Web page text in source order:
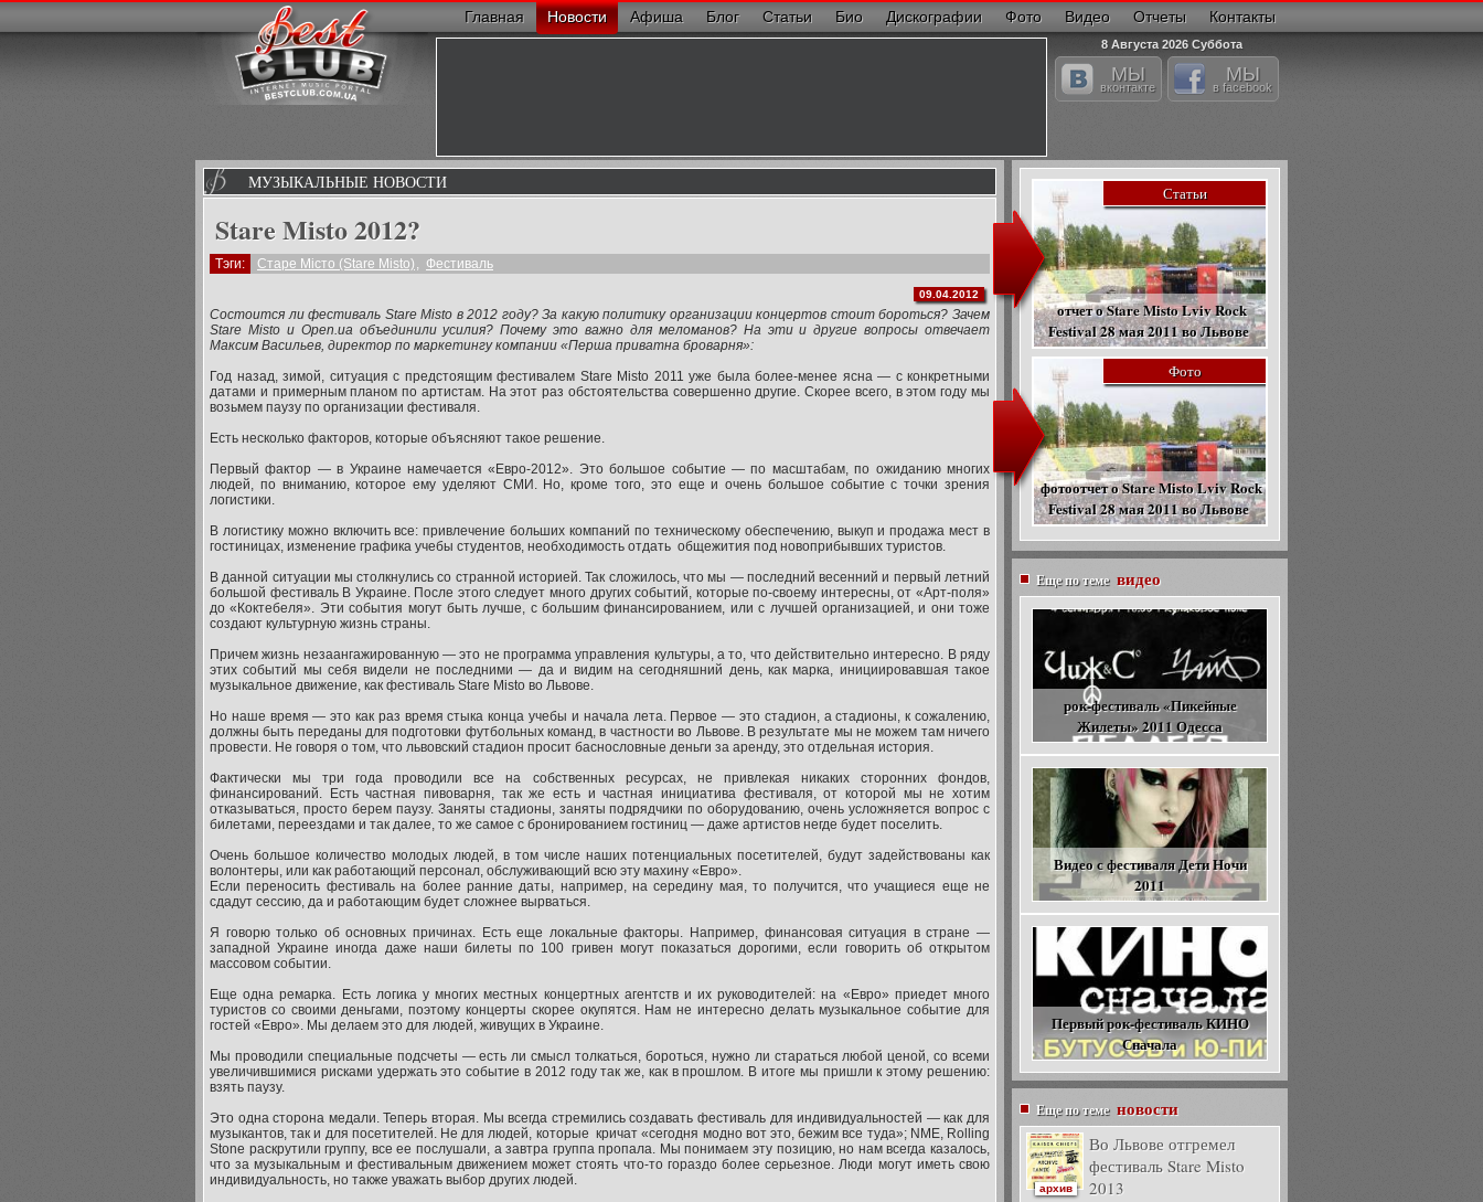
Главная Новости Афиша Блог Статьи Био Дискографии Фото Видео Отчеты Контакты
8 Августа 2026 Суббота
МЫ
вконтакте
МЫ
в facebook
МУЗЫКАЛЬНЫЕ НОВОСТИ
Stare Misto 2012?
Тэги: Старе Місто (Stare Misto) , Фестиваль
09.04.2012
Состоится ли фестиваль Stare Misto в 2012 году? За какую политику организации концертов стоит бороться? Зачем
Stare Misto и Open.ua объединили усилия? Почему это важно для меломанов? На эти и другие вопросы отвечает
Максим Васильев, директор по маркетингу компании «Перша приватна броварня»:
Год назад, зимой, ситуация с предстоящим фестивалем Stare Misto 2011 уже была более-менее ясна — с конкретными
датами и примерным планом по артистам. На этот раз обстоятельства совершенно другие. Скорее всего, в этом году мы
возьмем паузу по организации фестиваля.
Есть несколько факторов, которые объясняют такое решение.
Первый фактор — в Украине намечается «Евро-2012». Это большое событие — по масштабам, по ожиданию многих
людей, по вниманию, которое ему уделяют СМИ. Но, кроме того, это еще и очень большое событие с точки зрения
логистики.
В логистику можно включить все: привлечение больших компаний по техническому обеспечению, выкуп и продажа мест в
гостиницах, изменение графика учебы студентов, необходимость отдать общежития под новоприбывших туристов.
В данной ситуации мы столкнулись со странной историей. Так сложилось, что мы — последний весенний и первый летний
большой фестиваль В Украине. После этого следует много других событий, которые по-своему интересны, от «Арт-поля»
до «Коктебеля». Эти события могут быть лучше, с большим финансированием, или с лучшей организацией, и они тоже
создают культурную жизнь страны.
Причем жизнь незаангажированную — это не программа управления культуры, а то, что действительно интересно. В ряду
этих событий мы себя видели не последними — да и видим на сегодняшний день, как марка, инициировавшая такое
музыкальное движение, как фестиваль Stare Misto во Львове.
Но наше время — это как раз время стыка конца учебы и начала лета. Первое — это стадион, а стадионы, к сожалению,
должны быть переданы для подготовки футбольных команд, в частности во Львове. В результате мы не можем там ничего
провести. Не говоря о том, что львовский стадион просит баснословные деньги за аренду, это отдельная история.
Фактически мы три года проводили все на собственных ресурсах, не привлекая никаких сторонних фондов,
финансирований. Есть частная пивоварня, так же есть и частная инициатива фестиваля, от которой мы не хотим
отказываться, просто берем паузу. Заняты стадионы, заняты подрядчики по оборудованию, очень усложняется вопрос с
билетами, переездами и так далее, то же самое с бронированием гостиниц — даже артистов негде будет поселить.
Очень большое количество молодых людей, в том числе наших потенциальных посетителей, будут задействованы как
волонтеры, или как работающий персонал, обслуживающий всю эту махину «Евро».
Если переносить фестиваль на более ранние даты, например, на середину мая, то получится, что учащиеся еще не
сдадут сессию, да и работающим будет сложнее вырваться.
Я говорю только об основных причинах. Есть еще локальные факторы. Например, финансовая ситуация в стране —
западной Украине иногда даже наши билеты по 100 гривен могут показаться дорогими, если говорить об открытом
массовом событии.
Еще одна ремарка. Есть логика у многих местных концертных агентств и их руководителей: на «Евро» приедет много
туристов со своими деньгами, поэтому концерты скорее окупятся. Нам не интересно делать музыкальное событие для
гостей «Евро». Мы делаем это для людей, живущих в Украине.
Мы проводили специальные подсчеты — есть ли смысл толкаться, бороться, нужно ли стараться любой ценой, со всеми
увеличившимися рисками удержать это событие в 2012 году так же, как в прошлом. В итоге мы пришли к этому решению:
взять паузу.
Это одна сторона медали. Теперь вторая. Мы всегда стремились создавать фестиваль для индивидуальностей — как для
музыкантов, так и для посетителей. Не для людей, которые кричат «сегодня модно вот это, бежим все туда»; NME, Rolling
Stone раскрутили группу, все ее послушали, а завтра группа пропала. Мы понимаем эту позицию, но нам всегда казалось,
что за музыкальным и фестивальным движением может стоять что-то гораздо более серьезное. Люди могут иметь свою
индивидуальность, но также уважать выбор других людей.
Статьи
отчет о Stare Misto Lviv Rock
Festival 28 мая 2011 во Львове
Фото
фотоотчет о Stare Misto Lviv Rock
Festival 28 мая 2011 во Львове
Еще по теме видео
рок-фестиваль «Пикейные
Жилеты» 2011 Одесса
Видео с фестиваля Дети Ночи
2011
Первый рок-фестиваль КИНО
Сначала
Еще по теме новости
Во Львове отгремел
фестиваль Stare Misto
2013
архив